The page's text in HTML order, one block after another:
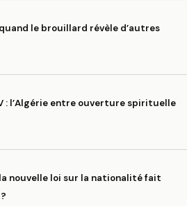
le brouillard révèle d’autres
: l’Algérie entre ouverture spirituelle
nouvelle loi sur la nationalité fait